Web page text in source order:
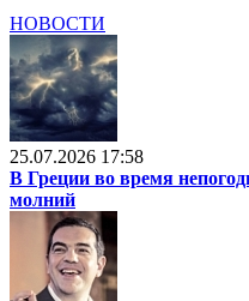
НОВОСТИ
25.07.2026 17:58
В Греции во время
молний